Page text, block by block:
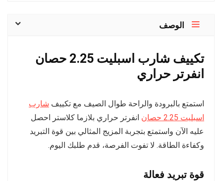
الوصف
تكييف شارب اسبليت 2.25 حصان
انفرتر حراري
استمتع بالبرودة والراحة طوال الصيف مع تكييف شارب
اسبليت 2.25 حصان
انفرتر حراري بلازما كلاستر احصل
عليه الآن واستمتع بتجربة المزيج المثالي بين قوة التبريد
وكفاءة الطاقة. لا تفوت الفرصة، قدم طلبك اليوم.
قوة تبريد فعالة